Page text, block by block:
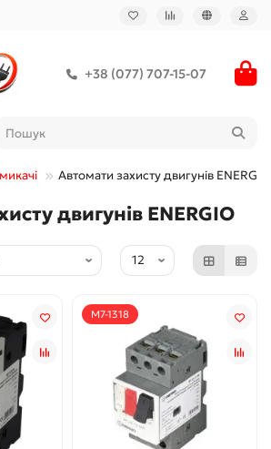
+38 (077) 707-15-07
Автомати захисту двигунів ENERGIO
двигунів ENERGIO
M7-1318